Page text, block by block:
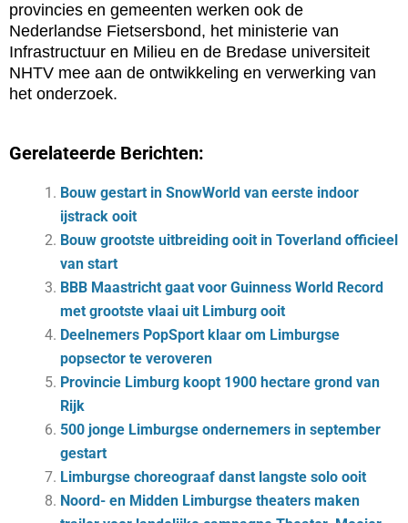
provincies en gemeenten werken ook de
Nederlandse Fietsersbond, het ministerie van
Infrastructuur en Milieu en de Bredase universiteit
NHTV mee aan de ontwikkeling en verwerking van
het onderzoek.
Gerelateerde Berichten:
Bouw gestart in SnowWorld van eerste indoor
ijstrack ooit
Bouw grootste uitbreiding ooit in Toverland officieel
van start
BBB Maastricht gaat voor Guinness World Record
met grootste vlaai uit Limburg ooit
Deelnemers PopSport klaar om Limburgse
popsector te veroveren
Provincie Limburg koopt 1900 hectare grond van
Rijk
500 jonge Limburgse ondernemers in september
gestart
Limburgse choreograaf danst langste solo ooit
Noord- en Midden Limburgse theaters maken